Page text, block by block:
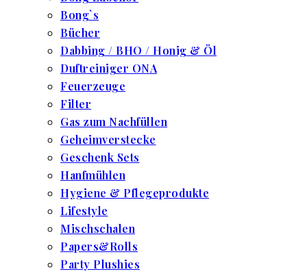
Bong`s
Bücher
Dabbing / BHO / Honig & Öl
Duftreiniger ONA
Feuerzeuge
Filter
Gas zum Nachfüllen
Geheimverstecke
Geschenk Sets
Hanfmühlen
Hygiene & Pflegeprodukte
Lifestyle
Mischschalen
Papers&Rolls
Party Plushies